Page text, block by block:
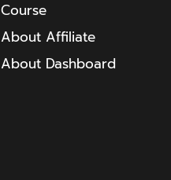
Course
About Affiliate
About Dashboard